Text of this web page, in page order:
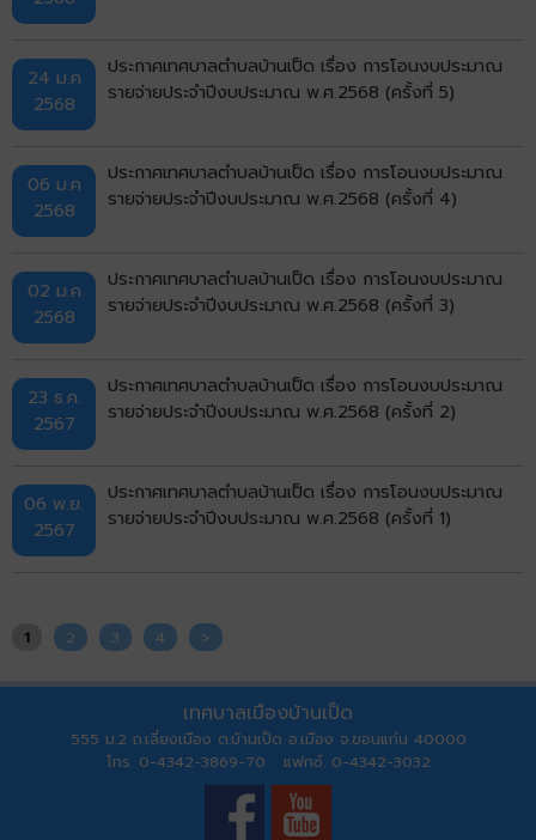
24 ม.ค
2568
ประกาศเทศบาลตำบลบ้านเป็ด เรื่อง การโอนงบประมาณ
รายจ่ายประจำปีงบประมาณ พ.ศ.2568 (ครั้งที่ 5)
06 ม.ค
2568
ประกาศเทศบาลตำบลบ้านเป็ด เรื่อง การโอนงบประมาณ
รายจ่ายประจำปีงบประมาณ พ.ศ.2568 (ครั้งที่ 4)
02 ม.ค
2568
ประกาศเทศบาลตำบลบ้านเป็ด เรื่อง การโอนงบประมาณ
รายจ่ายประจำปีงบประมาณ พ.ศ.2568 (ครั้งที่ 3)
23 ธ.ค.
2567
ประกาศเทศบาลตำบลบ้านเป็ด เรื่อง การโอนงบประมาณ
รายจ่ายประจำปีงบประมาณ พ.ศ.2568 (ครั้งที่ 2)
06 พ.ย.
2567
ประกาศเทศบาลตำบลบ้านเป็ด เรื่อง การโอนงบประมาณ
รายจ่ายประจำปีงบประมาณ พ.ศ.2568 (ครั้งที่ 1)
1 2 3 4 >
เทศบาลเมืองบ้านเป็ด
555 ม.2 ถ.เลี่ยงเมือง ต.บ้านเป็ด อ.เมือง จ.ขอนแก่น 40000
โทร. 0-4342-3869-70 แฟกซ์. 0-4342-3032